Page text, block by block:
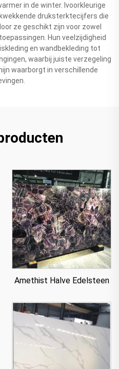
in de winter. Ivoorkleurige
druksterktecijfers die
ze geschikt zijn voor zowel
Hun veelzijdigheid
en wandbekleding tot
waarbij juiste verzegeling
waarborgt in verschillende
Amethist Halve Edelsteen